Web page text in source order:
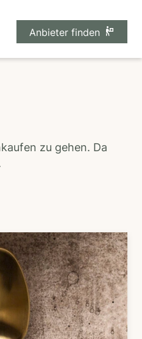
Anbieter finden
zu gehen. Da